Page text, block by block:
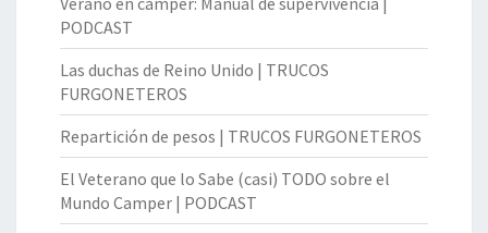
PODCAST
Las duchas de Reino Unido | TRUCOS
FURGONETEROS
Repartición de pesos | TRUCOS FURGONETEROS
El Veterano que lo Sabe (casi) TODO sobre el
Mundo Camper | PODCAST